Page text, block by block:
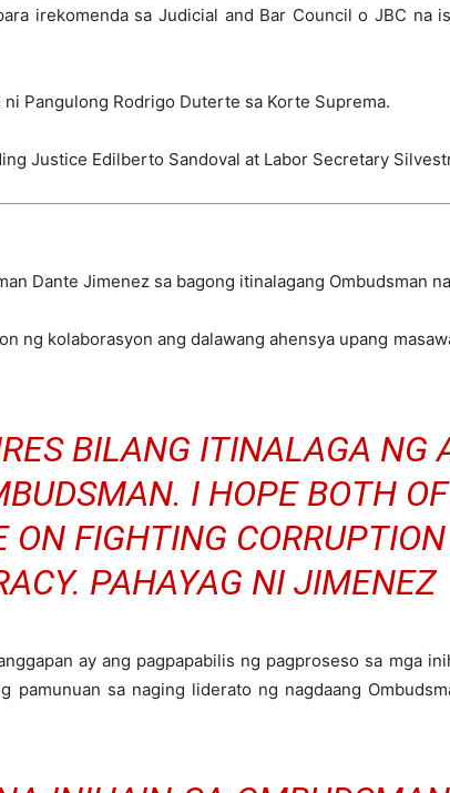
irekomenda sa Judicial and Bar Council o JBC na
Pangulong Rodrigo Duterte sa Korte Suprema.
Justice Edilberto Sandoval at Labor Secretary
Dante Jimenez sa bagong itinalagang Ombudsman
ng kolaborasyon ang dalawang ahensya upang
BILANG ITINALAGA NG
I HOPE BOTH
FIGHTING
PAHAYAG NI JIMENEZ
ay ang pagpapabilis ng pagproseso sa mga
pamunuan sa naging liderato ng nagdaang